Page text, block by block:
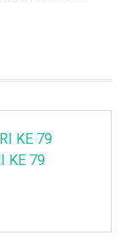
KE 79